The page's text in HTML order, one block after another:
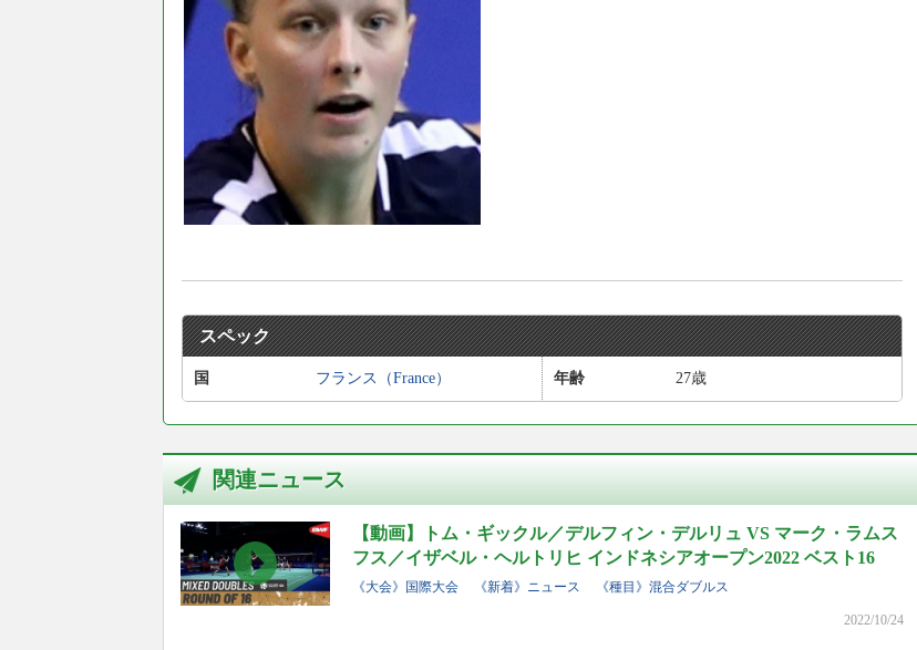
スペック
国 フランス（France） 年齢 27歳
関連ニュース
【動画】トム・ギックル／デルフィン・デルリュ VS マーク・ラムス
フス／イザベル・ヘルトリヒ インドネシアオープン2022 ベスト16
《大会》国際大会 《新着》ニュース 《種目》混合ダブルス
2022/10/24